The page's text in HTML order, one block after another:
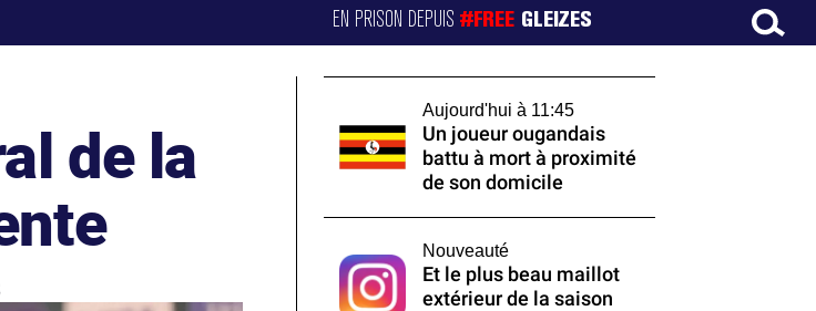
EN PRISON DEPUIS#FREE GLEIZES
de la
Aujourd'hui à 11:45
Un joueur ougandais
battu à mort à proximité
de son domicile
Nouveauté
Et le plus beau maillot
extérieur de la saison